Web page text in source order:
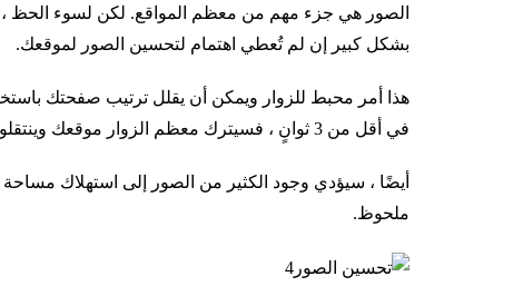
الصور هي جزء مهم من معظم المواقع. لكن لسوء الحظ ،
بشكل كبير إن لم تُعطي اهتمام لتحسين الصور لموقعك.
في أقل من 3 ثوانٍ ، فسيترك معظم الزوار موقعك وينتقلون إلى مكان آخر.
أيضًا ، سيؤدي وجود الكثير من الصور إلى استهلاك
ملحوظ.